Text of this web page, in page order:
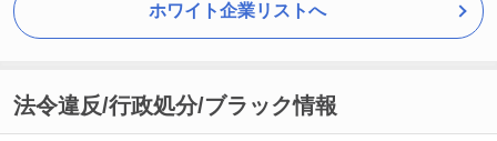
ホワイト企業リストへ
法令違反/行政処分/ブラック情報